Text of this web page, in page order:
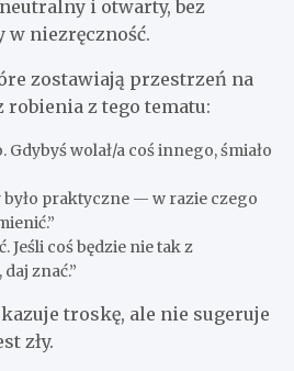
i otwarty, bez
niezręczność.
zostawiają przestrzeń na
robienia z tego tematu:
Gdybyś wolał/a coś innego, śmiało
było praktyczne — w razie czego
Jeśli coś będzie nie tak z
znać.”
troskę, ale nie sugeruje
zły.